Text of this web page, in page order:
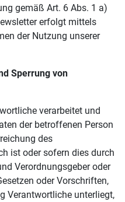
gemäß Art. 6 Abs. 1 a)
erfolgt mittels
der Nutzung unserer
Sperrung von
verarbeitet und
der betroffenen Person
des
ist oder sofern dies durch
Verordnungsgeber oder
oder Vorschriften,
Verantwortliche unterliegt,